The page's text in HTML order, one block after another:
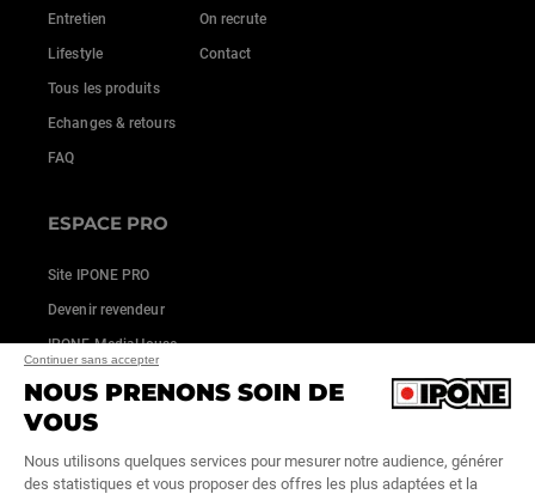
Continuer sans accepter
NOUS PRENONS SOIN DE
VOUS
Nous utilisons quelques services pour mesurer notre audience, générer
des statistiques et vous proposer des offres les plus adaptées et la
Entretien
Lifestyle
Tous les produits
Echanges & retours
FAQ
On recrute
Contact
ESPACE PRO
Site IPONE PRO
Devenir revendeur
IPONE MediaHouse